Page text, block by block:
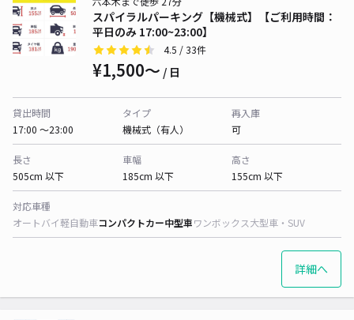
スパイラルパーキング【機械式】【ご利用時間：
平日のみ 17:00~23:00】
4.5 / 33件
¥1,500〜 / 日
貸出時間
17:00 〜23:00
タイプ
機械式（有人）
再入庫
可
長さ
505cm 以下
車幅
185cm 以下
高さ
155cm 以下
対応車種
オートバイ軽自動車コンパクトカー中型車ワンボックス大型車・SUV
詳細へ